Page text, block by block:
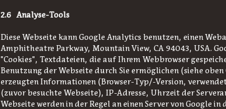
2.6 Analyse-Tools
Diese Webseite kann Google Analytics benutzen, einen
Amphitheatre Parkway, Mountain View, CA 94043, USA.
"Cookies", Textdateien, die auf Ihrem Webbrowser
Benutzung der Webseite durch Sie ermöglichen (siehe oben
erzeugten Informationen (Browser-Typ/-Version,
(zuvor besuchte Webseite), IP-Adresse, Uhrzeit der
Webseite werden in der Regel an einen Server von Google